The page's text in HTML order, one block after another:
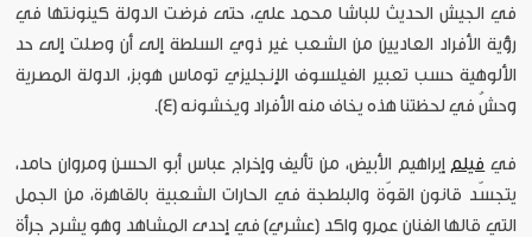
في الجيش الحديث للباشا محمد علي، حتى فرضت الدولة كينونتها في
رؤية الأفراد العاديين من الشعب غير ذوي السلطة إلى أن وصلت إلى حد
الألوهية حسب تعبير الفيلسوف الإنجليزي توماس هوبز، الدولة المصرية
وحشُ في لحظتنا هذه يخاف منه الأفراد ويخشونه [4].
في فيلم إبراهيم الأبيض، من تأليف وإخراج عباس أبو الحسن ومروان حامد،
يتجسّد قانون القوّة والبلطجة في الحارات الشعبية بالقاهرة، من الجمل
التي قالها الفنان عمرو واكد (عشري) في إحدى المشاهد وهو يشرح جرأة